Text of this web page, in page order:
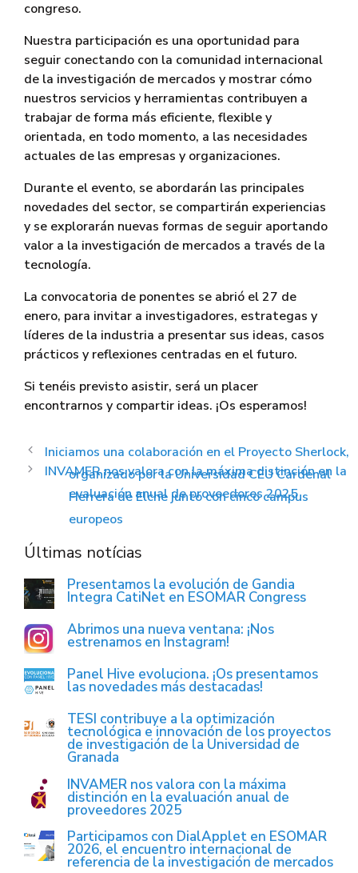
congreso.
Nuestra participación es una oportunidad para
seguir conectando con la comunidad internacional
de la investigación de mercados y mostrar cómo
nuestros servicios y herramientas contribuyen a
trabajar de forma más eficiente, flexible y
orientada, en todo momento, a las necesidades
actuales de las empresas y organizaciones.
Durante el evento, se abordarán las principales
novedades del sector, se compartirán experiencias
y se explorarán nuevas formas de seguir aportando
valor a la investigación de mercados a través de la
tecnología.
La convocatoria de ponentes se abrió el 27 de
enero, para invitar a investigadores, estrategas y
líderes de la industria a presentar sus ideas, casos
prácticos y reflexiones centradas en el futuro.
Si tenéis previsto asistir, será un placer
encontrarnos y compartir ideas. ¡Os esperamos!
Iniciamos una colaboración en el Proyecto Sherlock,
organizado por la Universidad CEU Cardenal
Herrera de Elche junto con cinco campus
europeos
INVAMER nos valora con la máxima distinción en la
evaluación anual de proveedores 2025
Últimas notícias
Presentamos la evolución de Gandia
Integra CatiNet en ESOMAR Congress
Abrimos una nueva ventana: ¡Nos
estrenamos en Instagram!
Panel Hive evoluciona. ¡Os presentamos
las novedades más destacadas!
TESI contribuye a la optimización
tecnológica e innovación de los proyectos
de investigación de la Universidad de
Granada
INVAMER nos valora con la máxima
distinción en la evaluación anual de
proveedores 2025
Participamos con DialApplet en ESOMAR
2026, el encuentro internacional de
referencia de la investigación de mercados